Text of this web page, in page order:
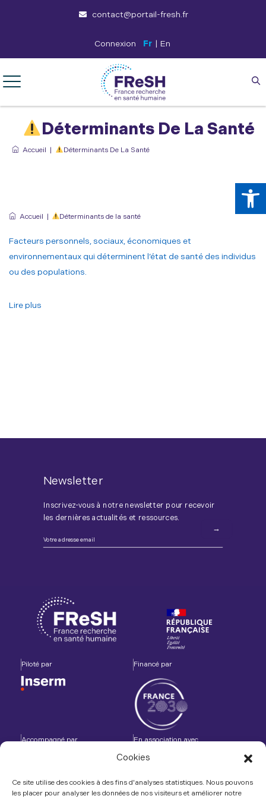
Cookies
Ce site utilise des cookies à des fins d'analyses statistiques. Nous pouvons
les placer pour analyser les données de nos visiteurs et améliorer notre
contact@portail-fresh.fr
Connexion Fr | En
Déterminants De La Santé
Accueil | Déterminants De La Santé
Accueil | Déterminants de la santé
Facteurs personnels, sociaux, économiques et
environnementaux qui déterminent l’état de santé des individus
ou des populations.
Lire plus
Newsletter
Inscrivez-vous à notre newsletter pour recevoir
les dernières actualités et ressources.
Piloté par Financé par
Accompagné par En association avec